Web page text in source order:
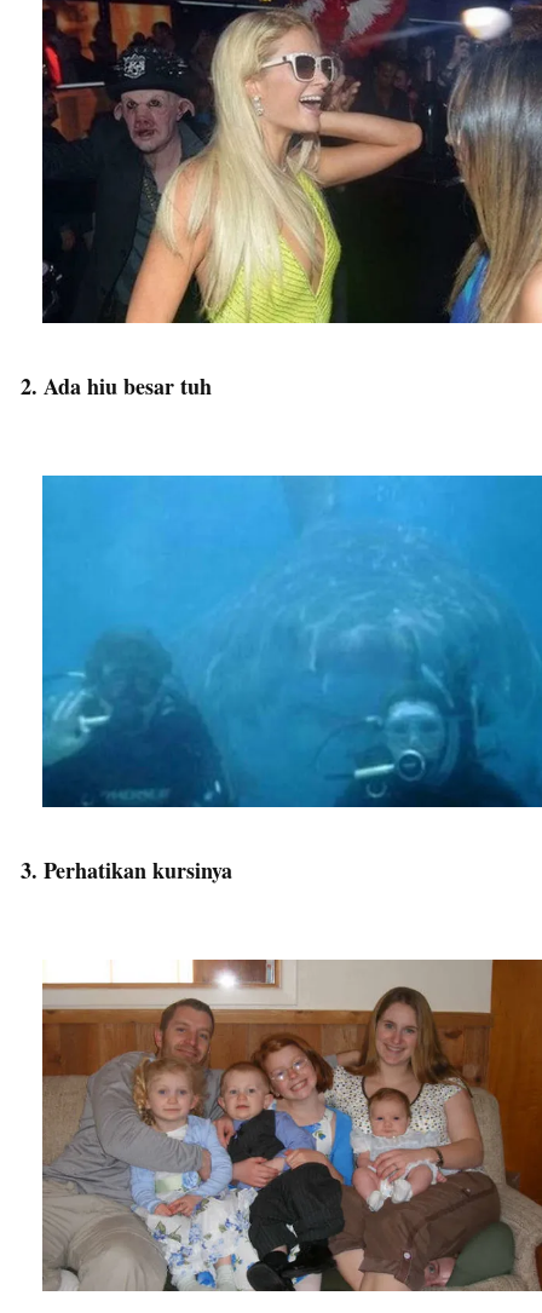
2. Ada hiu besar tuh
3. Perhatikan kursinya